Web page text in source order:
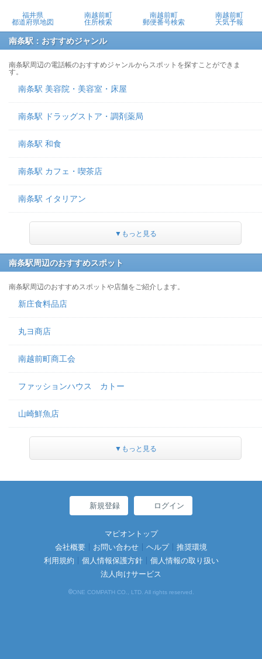
福井県
都道府県地図
南越前町
住所検索
南越前町
郵便番号検索
南越前町
天気予報
南条駅：おすすめジャンル
南条駅周辺の電話帳のおすすめジャンルからスポットを探すことができま
す。
南条駅 美容院・美容室・床屋
南条駅 ドラッグストア・調剤薬局
南条駅 和食
南条駅 カフェ・喫茶店
南条駅 イタリアン
▼もっと見る
南条駅周辺のおすすめスポット
南条駅周辺のおすすめスポットや店舗をご紹介します。
新庄食料品店
丸ヨ商店
南越前町商工会
ファッションハウス カトー
山崎鮮魚店
▼もっと見る
新規登録 ログイン
マピオントップ
会社概要
お問い合わせ ヘルプ
推奨環境
利用規約
個人情報保護方針
個人情報の取り扱い
法人向けサービス
©ONE COMPATH CO., LTD. All rights reserved.